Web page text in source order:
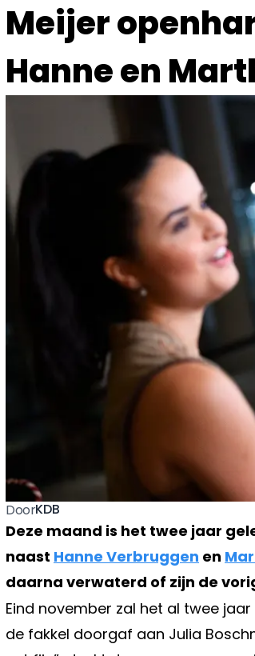
Meijer
Hanne en
DoorKDB
Deze maand is het twee jaar
naast Hanne Verbruggen en
daarna verwaterd of zijn de
Eind november zal het al twee
de fakkel doorgaf aan Julia